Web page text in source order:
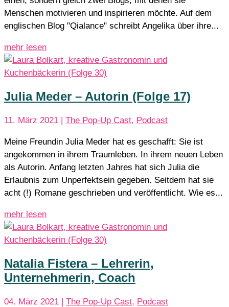
Menschen motivieren und inspirieren möchte. Auf dem
englischen Blog "Qialance" schreibt Angelika über ihre...
mehr lesen
Julia Meder – Autorin (Folge 17)
11. März 2021 The Pop-Up Cast, Podcast
Meine Freundin Julia Meder hat es geschafft: Sie ist
angekommen in ihrem Traumleben. In ihrem neuen Leben
als Autorin. Anfang letzten Jahres hat sich Julia die
Erlaubnis zum Unperfektsein gegeben. Seitdem hat sie
acht (!) Romane geschrieben und veröffentlicht. Wie es...
mehr lesen
Natalia Fistera – Lehrerin,
Unternehmerin, Coach
04. März 2021 | The Pop-Up Cast, Podcast